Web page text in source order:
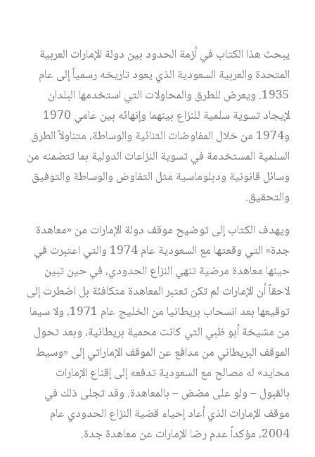
يبحث هذا الكتاب في أزمة الحدود بين دولة الإمارات العربية
المتحدة والعربية السعودية الذي يعود تاريخه رسمياً إلى عام
1935. ويعرض للطرق والمحاولات التي استخدمها البلدان
لإيجاد تسوية سلمية للنزاع بينهما وإنهائه بين عامي 1970
و1974 من خلال المفاوضات الثنائية والوساطة، متناولاً الطرق
السلمية المستخدمة في تسوية النزاعات الدولية بما تتضمنه من
وسائل قانونية ودبلوماسية مثل التفاوض والوساطة والتوفيق
والتحقيق.
ويهدف الكتاب إلى توضيح موقف دولة الإمارات من «معاهدة
جدة» التي وقعتها مع السعودية عام 1974 والتي اعتبرت في
حينها معاهدة مرضية تنهي النزاع الحدودي، في حين تبين
لاحقاً أن الإمارات لم تكن تعتبر المعاهدة متكافئة بل اضطرت إلى
توقيعها بعد انسحاب بريطانيا من الخليج عام 1971، ولا سيما
من مشيخة أبو ظبي التي كانت محمية بريطانية، وبعد تحول
الموقف البريطاني من مدافع عن الموقف الإماراتي إلى «وسيط
محايد» له مصالح مع السعودية تدفعه إلى إقناع الإمارات
بالقبول – ولو على مضض – بالمعاهدة. وقد تجلى ذلك في
موقف الإمارات الذي أعاد إحياء قضية النزاع الحدودي عام
2004، مؤكداً عدم رضا الإمارات عن معاهدة جدة.